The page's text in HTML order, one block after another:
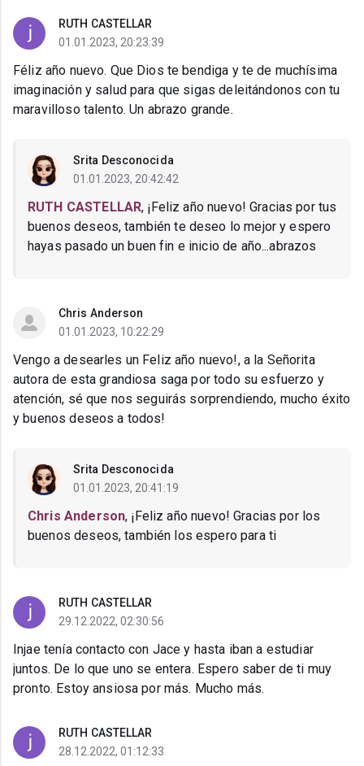
RUTH CASTELLAR
01.01.2023, 20:23:39
Féliz año nuevo. Que Dios te bendiga y te de muchísima
imaginación y salud para que sigas deleitándonos con tu
maravilloso talento. Un abrazo grande.
Srita Desconocida
01.01.2023, 20:42:42
RUTH CASTELLAR, ¡Feliz año nuevo! Gracias por tus
buenos deseos, también te deseo lo mejor y espero
hayas pasado un buen fin e inicio de año...abrazos
Chris Anderson
01.01.2023, 10:22:29
Vengo a desearles un Feliz año nuevo!, a la Señorita
autora de esta grandiosa saga por todo su esfuerzo y
atención, sé que nos seguirás sorprendiendo, mucho éxito
y buenos deseos a todos!
Srita Desconocida
01.01.2023, 20:41:19
Chris Anderson, ¡Feliz año nuevo! Gracias por los
buenos deseos, también los espero para ti
RUTH CASTELLAR
29.12.2022, 02:30:56
Injae tenía contacto con Jace y hasta iban a estudiar
juntos. De lo que uno se entera. Espero saber de ti muy
pronto. Estoy ansiosa por más. Mucho más.
RUTH CASTELLAR
28.12.2022, 01:12:33